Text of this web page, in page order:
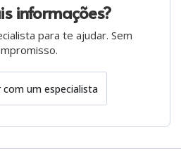
informações?
para te ajudar. Sem
com um especialista